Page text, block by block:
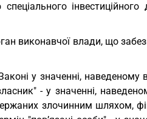
виконавчої влади, що
у значенні, наведеному
- у значенні,
злочинним шляхом,